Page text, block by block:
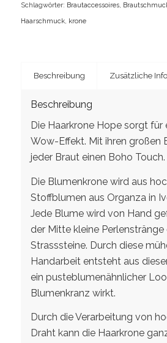
Schlagwörter: Brautaccessoires,
Haarschmuck, krone
Beschreibung Zusätzliche
Beschreibung
Die Haarkrone Hope sorgt für
Wow-Effekt. Mit ihren großen
jeder Braut einen Boho Touch.
Die Blumenkrone wird aus
Stoffblumen aus Organza in
Jede Blume wird von Hand
der Mitte kleine Perlenstränge
Strasssteine. Durch diese
Handarbeit entsteht aus
ein pusteblumenähnlicher
Blumenkranz wirkt.
Durch die Verarbeitung von
Draht kann die Haarkrone